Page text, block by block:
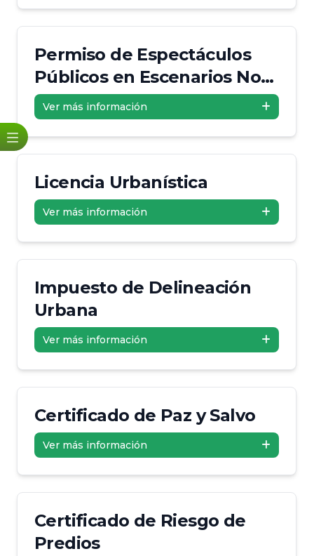
Permiso de Espectáculos
Públicos en Escenarios No
Habilitados
Ver más información
Licencia Urbanística
Ver más información
Impuesto de Delineación
Urbana
Ver más información
Certificado de Paz y Salvo
Ver más información
Certificado de Riesgo de
Predios